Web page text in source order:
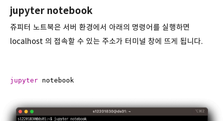
jupyter notebook
쥬피터 노트북은 서버 환경에서 아래의 명령어를 실행하면
localhost 의 접속할 수 있는 주소가 터미널 창에 뜨게 됩니다.
jupyter notebook